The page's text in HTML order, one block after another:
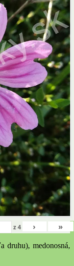
z4 › »
druhu), medonosná,